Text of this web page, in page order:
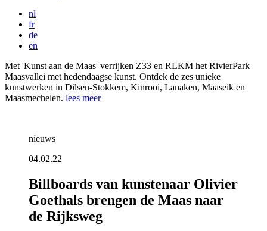
nl
fr
de
en
Met 'Kunst aan de Maas' verrijken Z33 en RLKM het RivierPark
Maasvallei met hedendaagse kunst. Ontdek de zes unieke
kunstwerken in Dilsen-Stokkem, Kinrooi, Lanaken, Maaseik en
Maasmechelen. lees meer
nieuws
04.02.22
Billboards van kunstenaar Olivier
Goethals brengen de Maas naar
de Rijksweg